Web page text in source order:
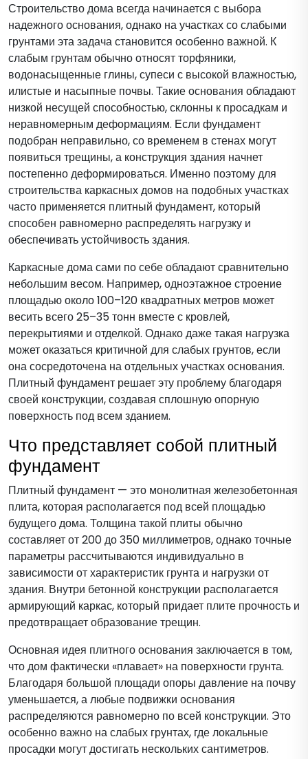
Строительство дома всегда начинается с выбора
надежного основания, однако на участках со слабыми
грунтами эта задача становится особенно важной. К
слабым грунтам обычно относят торфяники,
водонасыщенные глины, супеси с высокой влажностью,
илистые и насыпные почвы. Такие основания обладают
низкой несущей способностью, склонны к просадкам и
неравномерным деформациям. Если фундамент
подобран неправильно, со временем в стенах могут
появиться трещины, а конструкция здания начнет
постепенно деформироваться. Именно поэтому для
строительства каркасных домов на подобных участках
часто применяется плитный фундамент, который
способен равномерно распределять нагрузку и
обеспечивать устойчивость здания.
Каркасные дома сами по себе обладают сравнительно
небольшим весом. Например, одноэтажное строение
площадью около 100–120 квадратных метров может
весить всего 25–35 тонн вместе с кровлей,
перекрытиями и отделкой. Однако даже такая нагрузка
может оказаться критичной для слабых грунтов, если
она сосредоточена на отдельных участках основания.
Плитный фундамент решает эту проблему благодаря
своей конструкции, создавая сплошную опорную
поверхность под всем зданием.
Что представляет собой плитный
фундамент
Плитный фундамент — это монолитная железобетонная
плита, которая располагается под всей площадью
будущего дома. Толщина такой плиты обычно
составляет от 200 до 350 миллиметров, однако точные
параметры рассчитываются индивидуально в
зависимости от характеристик грунта и нагрузки от
здания. Внутри бетонной конструкции располагается
армирующий каркас, который придает плите прочность и
предотвращает образование трещин.
Основная идея плитного основания заключается в том,
что дом фактически «плавает» на поверхности грунта.
Благодаря большой площади опоры давление на почву
уменьшается, а любые подвижки основания
распределяются равномерно по всей конструкции. Это
особенно важно на слабых грунтах, где локальные
просадки могут достигать нескольких сантиметров.